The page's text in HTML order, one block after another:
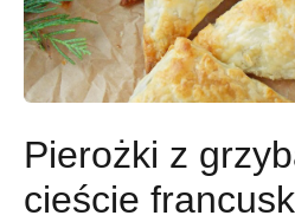
Pierożki z
cieście